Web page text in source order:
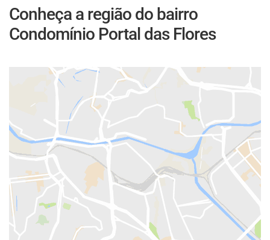
Conheça a região do bairro
Condomínio Portal das Flores